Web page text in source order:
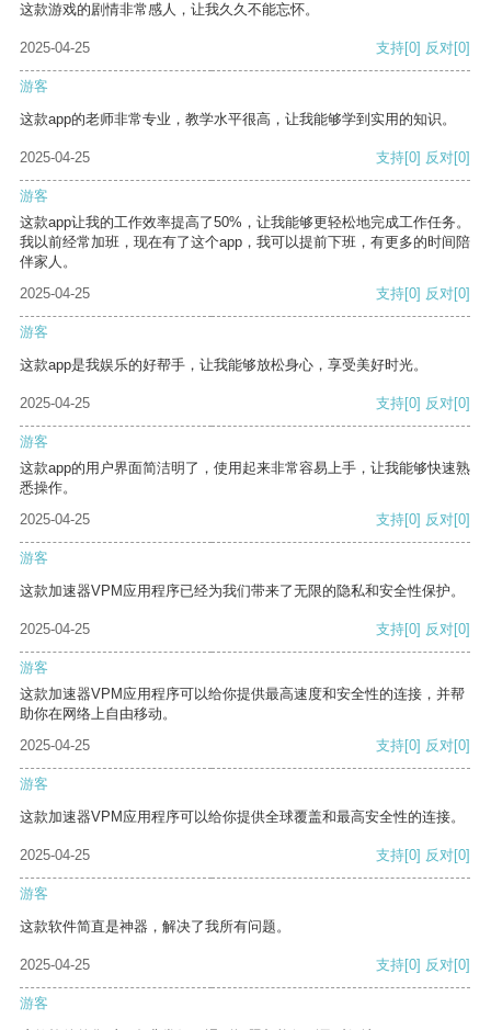
这款游戏的剧情非常感人，让我久久不能忘怀。
2025-04-25 支持[0] 反对[0]
游客
这款app的老师非常专业，教学水平很高，让我能够学到实用的知识。
2025-04-25 支持[0] 反对[0]
游客
这款app让我的工作效率提高了50%，让我能够更轻松地完成工作任务。
我以前经常加班，现在有了这个app，我可以提前下班，有更多的时间陪
伴家人。
2025-04-25
支持[0] 反对[0]
游客
这款app是我娱乐的好帮手，让我能够放松身心，享受美好时光。
2025-04-25 支持[0] 反对[0]
游客
这款app的用户界面简洁明了，使用起来非常容易上手，让我能够快速熟
悉操作。
2025-04-25
支持[0] 反对[0]
游客
这款加速器VPM应用程序已经为我们带来了无限的隐私和安全性保护。
2025-04-25 支持[0] 反对[0]
游客
这款加速器VPM应用程序可以给你提供最高速度和安全性的连接，并帮
助你在网络上自由移动。
2025-04-25
支持[0] 反对[0]
游客
这款加速器VPM应用程序可以给你提供全球覆盖和最高安全性的连接。
2025-04-25 支持[0] 反对[0]
游客
这款软件简直是神器，解决了我所有问题。
2025-04-25 支持[0] 反对[0]
游客